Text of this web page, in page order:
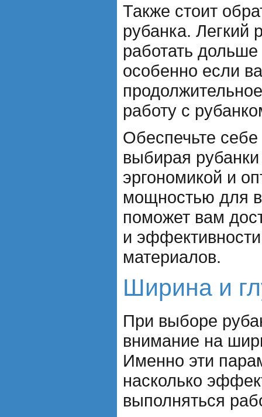
Также стоит
рубанка. Легкий
работать дольше
особенно если
работу с
Обеспечьте
выбирая
эргономикой и
мощностью для
поможет вам
и
материалов.
Ширина и
При выборе
внимание на
Именно эти
насколько
выполняться